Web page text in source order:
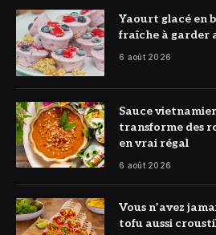
© DR
Yaourt glacé en
fraîche à garder
6 août 2026
© DR
Sauce
transforme des
en vrai régal
6 août 2026
© DR
Vous n’avez
tofu aussi